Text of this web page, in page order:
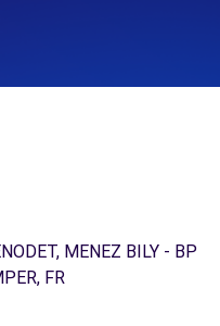
MENEZ BILY - BP
FR